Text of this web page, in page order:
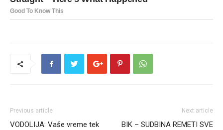
Previous article
VODOLIJA: Vaše vreme tek
Next article
BIK – SUDBINA REMETI SVE